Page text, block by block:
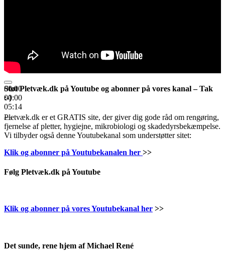
00:00
00:00
05:14
Støt Pletvæk.dk på Youtube og abonner på vores kanal – Tak
:-)
Pletvæk.dk er et GRATIS site, der giver dig gode råd om rengøring,
fjernelse af pletter, hygiejne, mikrobiologi og skadedyrsbekæmpelse.
Vi tilbyder også denne Youtubekanal som understøtter sitet:
Klik og abonner på Youtubekanalen her >>
Følg Pletvæk.dk på Youtube
Klik og abonner på vores Youtubekanal her >>
Det sunde, rene hjem af Michael René